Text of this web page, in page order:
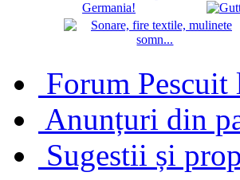
Forum Pescuit
Anunțuri din
Sugestii și